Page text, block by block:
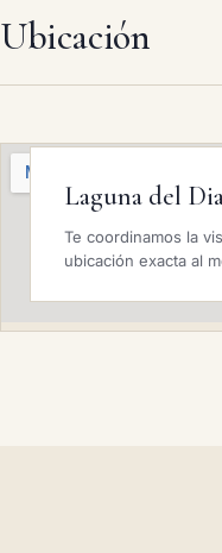
Ubicación
Laguna del
Te coordinamos la
ubicación exacta al